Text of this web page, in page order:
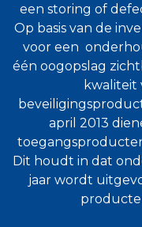
een storing of
Op basis van de
voor een
één oogopslag
kwaliteit
april 2013
Dit houdt in dat
jaar wordt